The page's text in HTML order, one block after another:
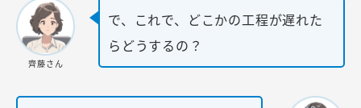
齊藤さん
で、これで、どこかの工程が遅れた
らどうするの？